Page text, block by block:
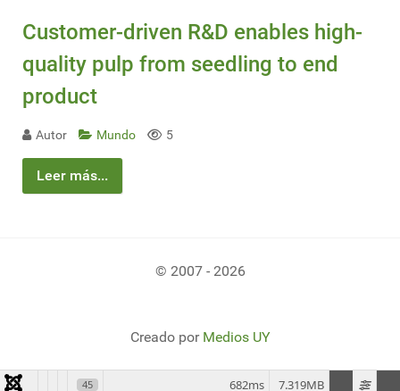
Customer-driven R&D enables high-
quality pulp from seedling to end
product
Autor Mundo 5
Leer más...
© 2007 - 2026
Creado por Medios UY
45 7.319MB
682ms